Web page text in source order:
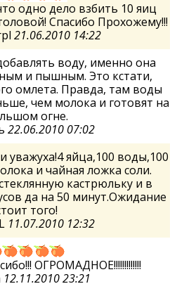
одно дело взбить 10 яиц
Спасибо Прохожему!!!
21.06.2010 14:22
воду, именно она
и пышным. Это кстати,
омлета. Правда, там воды
чем молока и готовят на
огне.
22.06.2010 07:02
уважуха!4 яйца,100 воды,100
и чайная ложка соли.
кастрюльку и в
да на 50 минут.Ожидание
того!
11.07.2010 12:32
ОГРОМАДНОЕ!!!!!!!!!!!!!
12.11.2010 23:21